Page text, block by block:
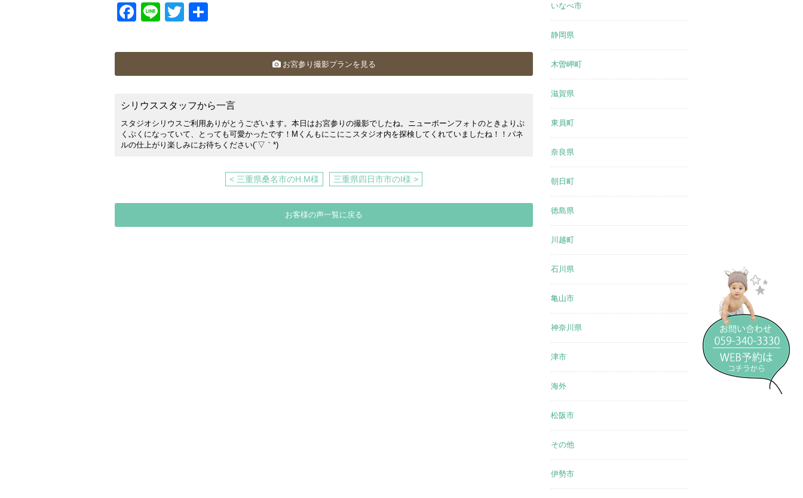
Facebook
LineTwitter
お宮参り撮影プランを見る
シリウススタッフから一言
スタジオシリウスご利用ありがとうございます。本日はお宮参りの撮影でしたね。ニューボーンフォトのときよりぷ
くぷくになっていて、とっても可愛かったです！Mくんもにこにこスタジオ内を探検してくれていましたね！！パネ
ルの仕上がり楽しみにお待ちください(´▽｀*)
< 三重県桑名市のH.M様 三重県四日市市のI様 >
お客様の声一覧に戻る
いなべ市
静岡県
木曽岬町
滋賀県
東員町
奈良県
朝日町
徳島県
川越町
石川県
亀山市
神奈川県
津市
海外
松阪市
その他
伊勢市